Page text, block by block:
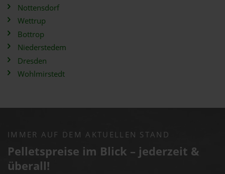
Nottensdorf
Wettrup
Bottrop
Niederstedem
Dresden
Wohlmirstedt
IMMER AUF DEM AKTUELLEN STAND
Pelletspreise im Blick – jederzeit &
überall!